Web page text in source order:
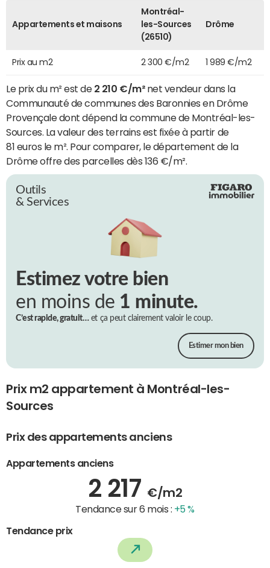
Appartements et maisons
Montréal-
les-Sources
(26510)
Drôme
Prix au m2 2 300 €/m2 1 989 €/m2
Le prix du m² est de 2 210 €/m²net vendeur dans la
Communauté de communes des Baronnies en Drôme
Provençale dont dépend la commune de Montréal-les-
Sources. La valeur des terrains est fixée à partir de
81 euros le m². Pour comparer, le département de la
Drôme offre des parcelles dès 136 €/m².
Outils
& Services
Estimez votre bien
en moins de 1 minute.
C’est rapide, gratuit…et ça peut clairement valoir le coup.
Estimer mon bien
Prix m2 appartement à Montréal-les-
Sources
Prix des appartements anciens
Appartements anciens
2 217 €/m2
Tendance sur 6 mois : +5 %
Tendance prix